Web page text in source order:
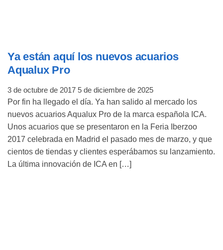
Ya están aquí los nuevos acuarios
Aqualux Pro
3 de octubre de 2017 5 de diciembre de 2025
Por fin ha llegado el día. Ya han salido al mercado los
nuevos acuarios Aqualux Pro de la marca española ICA.
Unos acuarios que se presentaron en la Feria Iberzoo
2017 celebrada en Madrid el pasado mes de marzo, y que
cientos de tiendas y clientes esperábamos su lanzamiento.
La última innovación de ICA en […]